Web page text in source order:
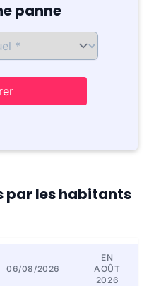
panne
par les habitants
06/08/2026
EN
AOÛT
2026